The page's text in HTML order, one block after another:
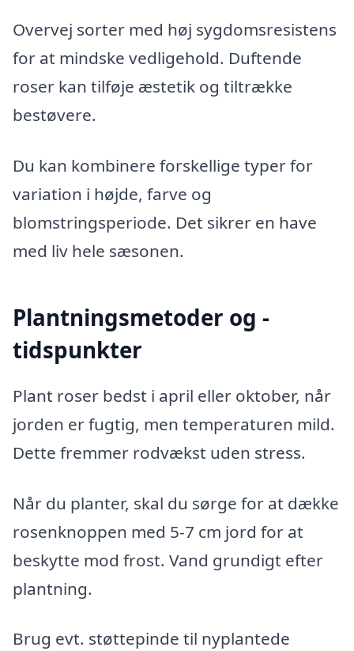
Overvej sorter med høj sygdomsresistens
for at mindske vedligehold. Duftende
roser kan tilføje æstetik og tiltrække
bestøvere.
Du kan kombinere forskellige typer for
variation i højde, farve og
blomstringsperiode. Det sikrer en have
med liv hele sæsonen.
Plantningsmetoder og -
tidspunkter
Plant roser bedst i april eller oktober, når
jorden er fugtig, men temperaturen mild.
Dette fremmer rodvækst uden stress.
Når du planter, skal du sørge for at dække
rosenknoppen med 5-7 cm jord for at
beskytte mod frost. Vand grundigt efter
plantning.
Brug evt. støttepinde til nyplantede